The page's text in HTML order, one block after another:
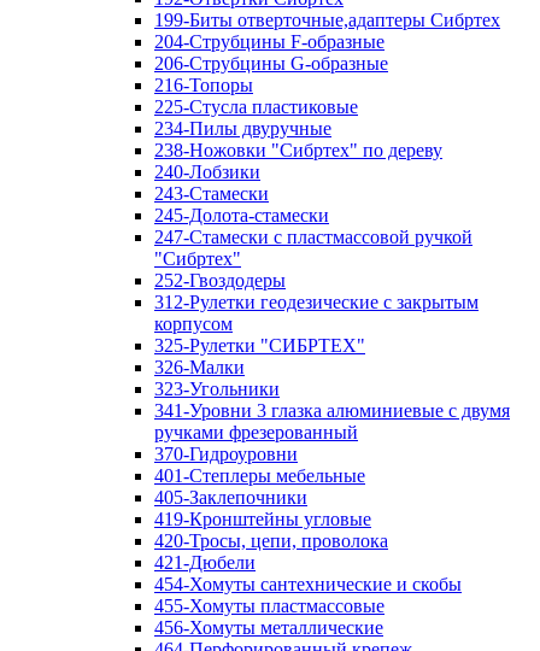
199-Биты отверточные,адаптеры Сибртех
204-Струбцины F-образные
206-Струбцины G-образные
216-Топоры
225-Стусла пластиковые
234-Пилы двуручные
238-Ножовки "Сибртех" по дереву
240-Лобзики
243-Стамески
245-Долота-стамески
247-Стамески с пластмассовой ручкой
"Сибртех"
252-Гвоздодеры
312-Рулетки геодезические с закрытым
корпусом
325-Рулетки "СИБРТЕХ"
326-Малки
323-Угольники
341-Уровни 3 глазка алюминиевые с двумя
ручками фрезерованный
370-Гидроуровни
401-Степлеры мебельные
405-Заклепочники
419-Кронштейны угловые
420-Тросы, цепи, проволока
421-Дюбели
454-Хомуты сантехнические и скобы
455-Хомуты пластмассовые
456-Хомуты металлические